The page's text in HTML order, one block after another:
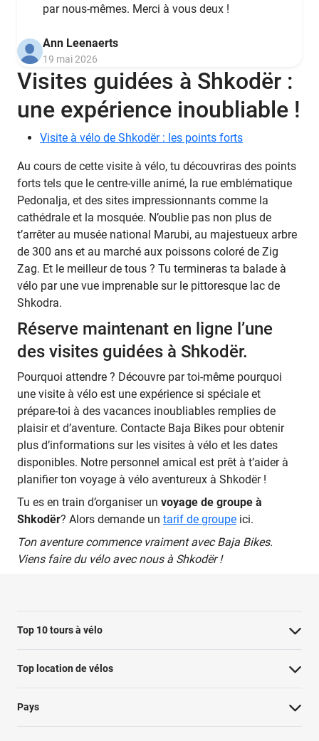
par nous-mêmes. Merci à vous deux !
Ann Leenaerts
19 mai 2026
Visites guidées à Shkodër :
une expérience inoubliable !
Visite à vélo de Shkodër : les points forts
Au cours de cette visite à vélo, tu découvriras des points
forts tels que le centre-ville animé, la rue emblématique
Pedonalja, et des sites impressionnants comme la
cathédrale et la mosquée. N’oublie pas non plus de
t’arrêter au musée national Marubi, au majestueux arbre
de 300 ans et au marché aux poissons coloré de Zig
Zag. Et le meilleur de tous ? Tu termineras ta balade à
vélo par une vue imprenable sur le pittoresque lac de
Shkodra.
Réserve maintenant en ligne l’une
des visites guidées à Shkodër.
Pourquoi attendre ? Découvre par toi-même pourquoi
une visite à vélo est une expérience si spéciale et
prépare-toi à des vacances inoubliables remplies de
plaisir et d’aventure. Contacte Baja Bikes pour obtenir
plus d’informations sur les visites à vélo et les dates
disponibles. Notre personnel amical est prêt à t’aider à
planifier ton voyage à vélo aventureux à Shkodër !
Tu es en train d’organiser un voyage de groupe à
Shkodër? Alors demande un tarif de groupe ici.
Ton aventure commence vraiment avec Baja Bikes.
Viens faire du vélo avec nous à Shkodër !
Top 10 tours à vélo
Visite à vélo à Paris : les points forts
Visite à vélo de Rotterdam
Hollywood Bike Tour : les points forts
Top location de vélos
Pays